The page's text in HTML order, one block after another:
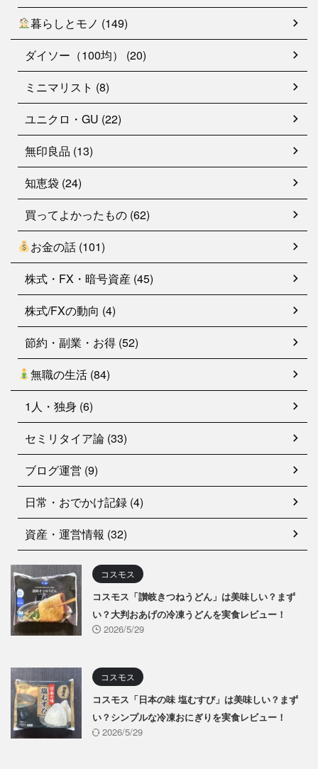
暮らしとモノ (149)
ダイソー（100均） (20)
ミニマリスト (8)
ユニクロ・GU (22)
無印良品 (13)
知恵袋 (24)
買ってよかったもの (62)
お金の話 (101)
株式・FX・暗号資産 (45)
株式/FXの動向 (4)
節約・副業・お得 (52)
無職の生活 (84)
1人・独身 (6)
セミリタイア論 (33)
ブログ運営 (9)
日常・おでかけ記録 (4)
資産・運営情報 (32)
コスモス
コスモス「讃岐きつねうどん」は美味しい？まず
い？大判おあげの冷凍うどんを実食レビュー！
2026/5/29
コスモス
コスモス「日本の味 塩むすび」は美味しい？まず
い？シンプルな冷凍おにぎりを実食レビュー！
2026/5/29